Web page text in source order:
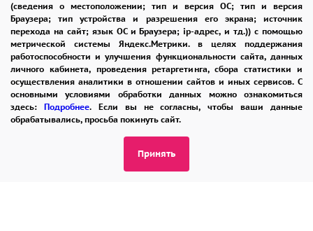
(сведения о местоположении; тип и версия ОС; тип и версия
Браузера; тип устройства и разрешения его экрана; источник
перехода на сайт; язык ОС и Браузера; ip-адрес, и тд.)) с помощью
метрической системы Яндекс.Метрики. в целях поддержания
работоспособности и улучшения функциональности сайта, данных
личного кабинета, проведения ретаргетинга, сбора статистики и
осуществления аналитики в отношении сайтов и иных сервисов. С
основными условиями обработки данных можно ознакомиться
здесь: Подробнее. Если вы не согласны, чтобы ваши данные
обрабатывались, просьба покинуть сайт.
Принять
8 965 242-37-47
ЗАКАЗАТЬ ЗВОНОК
admin@buket24delivery.ru
ул. Народная д. 8,
возле ТЦ «АТОС»
ПОЛИТИКА КОНФИДЕНЦИАЛЬНОСТИ